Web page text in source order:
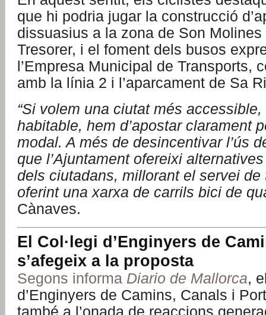
que hi podria jugar la construcció
dissuasius a la zona de Son Molines
Tresorer, i el foment dels busos
l’Empresa Municipal de Transports,
amb la línia 2 i l’aparcament de Sa
“Si volem una ciutat més
habitable, hem d’apostar clarament
modal. A més de desincentivar l’ús
que l’Ajuntament ofereixi
dels ciutadans, millorant el servei de
oferint una xarxa de carrils bici de
Cànaves.
El Col·legi d’Enginyers de
s’afegeix a la proposta
Segons informa Diario de Mallorca,
d’Enginyers de Camins, Canals i